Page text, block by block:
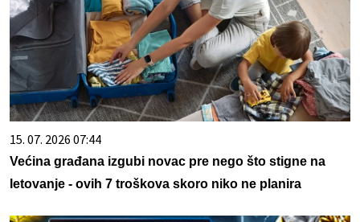
15. 07. 2026 07:44
Većina građana izgubi novac pre nego što stigne na
letovanje - ovih 7 troškova skoro niko ne planira